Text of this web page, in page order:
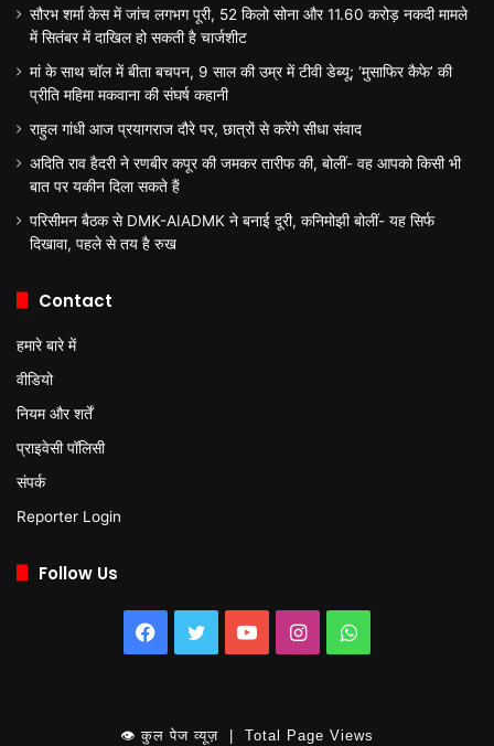
सौरभ शर्मा केस में जांच लगभग पूरी, 52 किलो सोना और 11.60 करोड़ नकदी मामले
में सितंबर में दाखिल हो सकती है चार्जशीट
मां के साथ चॉल में बीता बचपन, 9 साल की उम्र में टीवी डेब्यू; ‘मुसाफिर कैफे’ की
प्रीति महिमा मकवाना की संघर्ष कहानी
राहुल गांधी आज प्रयागराज दौरे पर, छात्रों से करेंगे सीधा संवाद
अदिति राव हैदरी ने रणबीर कपूर की जमकर तारीफ की, बोलीं- वह आपको किसी भी
बात पर यकीन दिला सकते हैं
परिसीमन बैठक से DMK-AIADMK ने बनाई दूरी, कनिमोझी बोलीं- यह सिर्फ
दिखावा, पहले से तय है रुख
Contact
हमारे बारे में
वीडियो
नियम और शर्तें
प्राइवेसी पॉलिसी
संपर्क
Reporter Login
Follow Us
Facebook
TwitterYouTubeInstagramWhatsApp
👁 कुल पेज व्यूज़ | Total Page Views